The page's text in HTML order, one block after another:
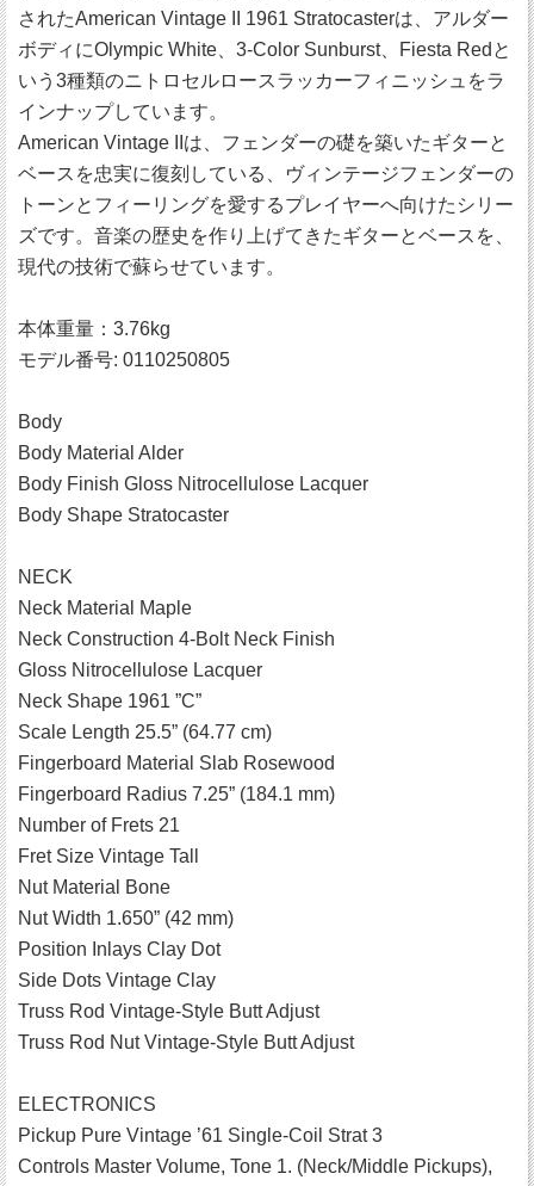
されたAmerican Vintage II 1961 Stratocasterは、アルダー
ボディにOlympic White、3-Color Sunburst、Fiesta Redと
いう3種類のニトロセルロースラッカーフィニッシュをラ
インナップしています。
American Vintage IIは、フェンダーの礎を築いたギターと
ベースを忠実に復刻している、ヴィンテージフェンダーの
トーンとフィーリングを愛するプレイヤーへ向けたシリー
ズです。音楽の歴史を作り上げてきたギターとベースを、
現代の技術で蘇らせています。
本体重量：3.76kg
モデル番号: 0110250805
Body
Body Material Alder
Body Finish Gloss Nitrocellulose Lacquer
Body Shape Stratocaster
NECK
Neck Material Maple
Neck Construction 4-Bolt Neck Finish
Gloss Nitrocellulose Lacquer
Neck Shape 1961 ”C”
Scale Length 25.5” (64.77 cm)
Fingerboard Material Slab Rosewood
Fingerboard Radius 7.25” (184.1 mm)
Number of Frets 21
Fret Size Vintage Tall
Nut Material Bone
Nut Width 1.650” (42 mm)
Position Inlays Clay Dot
Side Dots Vintage Clay
Truss Rod Vintage-Style Butt Adjust
Truss Rod Nut Vintage-Style Butt Adjust
ELECTRONICS
Pickup Pure Vintage ’61 Single-Coil Strat 3
Controls Master Volume, Tone 1. (Neck/Middle Pickups),